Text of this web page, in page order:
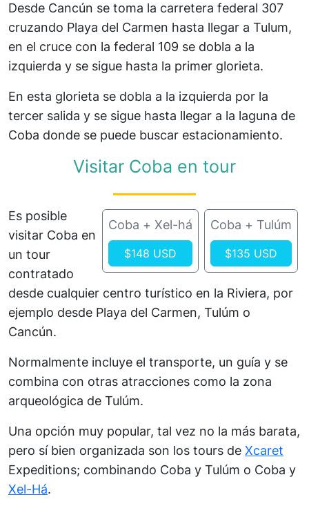
Desde Cancún se toma la carretera federal 307
cruzando Playa del Carmen hasta llegar a Tulum,
en el cruce con la federal 109 se dobla a la
izquierda y se sigue hasta la primer glorieta.
En esta glorieta se dobla a la izquierda por la
tercer salida y se sigue hasta llegar a la laguna de
Coba donde se puede buscar estacionamiento.
Visitar Coba en tour
Coba + Tulúm
$135 USD
Coba + Xel-há
$148 USD
Es posible
visitar Coba en
un tour
contratado
desde cualquier centro turístico en la Riviera, por
ejemplo desde Playa del Carmen, Tulúm o
Cancún.
Normalmente incluye el transporte, un guía y se
combina con otras atracciones como la zona
arqueológica de Tulúm.
Una opción muy popular, tal vez no la más barata,
pero sí bien organizada son los tours de Xcaret
Expeditions; combinando Coba y Tulúm o Coba y
Xel-Há.